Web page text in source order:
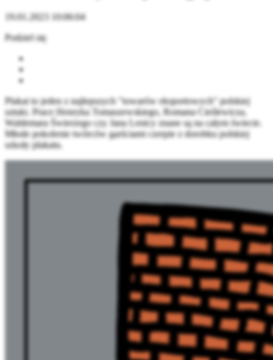
19.01.2023 10:06:04
Podziel się
Plakat to jeden z najlepszych "towarów eksportowych" polskiej
sztuki. Prace Henryka Tomaszewskiego, Romana Cieślewicza,
Waldemara Świerzego czy Jana Lenicy znane są na całym świecie.
Młode pokolenie twórców garściami czerpie z dorobku polskiej
szkoły plakatu.